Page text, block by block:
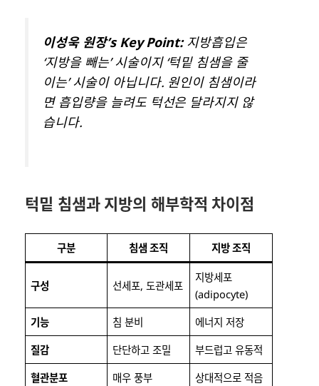
이성욱 원장’s Key Point:지방흡입은
‘지방을 빼는’ 시술이지 ‘턱밑 침샘을 줄
이는’ 시술이 아닙니다. 원인이 침샘이라
면 흡입량을 늘려도 턱선은 달라지지 않
습니다.
턱밑 침샘과 지방의 해부학적 차이점
구분 침샘 조직 지방 조직
구성 선세포, 도관세포
지방세포
(adipocyte)
기능
침 분비
에너지 저장
질감
단단하고 조밀
부드럽고 유동적
혈관분포
매우 풍부
상대적으로 적음